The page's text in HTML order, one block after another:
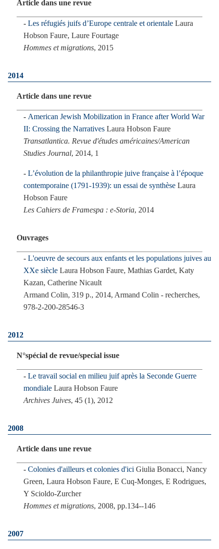
Article dans une revue
Les réfugiés juifs d’Europe centrale et orientale Laura
Hobson Faure, Laure Fourtage
Hommes et migrations, 2015
2014
Article dans une revue
American Jewish Mobilization in France after World War
II: Crossing the Narratives Laura Hobson Faure
Transatlantica. Revue d'études américaines/American
Studies Journal, 2014, 1
L’évolution de la philanthropie juive française à l’époque
contemporaine (1791-1939): un essai de synthèse Laura
Hobson Faure
Les Cahiers de Framespa : e-Storia, 2014
Ouvrages
L'oeuvre de secours aux enfants et les populations juives au
XXe siècle Laura Hobson Faure, Mathias Gardet, Katy
Kazan, Catherine Nicault
Armand Colin, 319 p., 2014, Armand Colin - recherches,
978-2-200-28546-3
2012
N°spécial de revue/special issue
Le travail social en milieu juif après la Seconde Guerre
mondiale Laura Hobson Faure
Archives Juives, 45 (1), 2012
2008
Article dans une revue
Colonies d'ailleurs et colonies d'ici Giulia Bonacci, Nancy
Green, Laura Hobson Faure, E Cuq-Monges, E Rodrigues,
Y Scioldo-Zurcher
Hommes et migrations, 2008, pp.134--146
2007